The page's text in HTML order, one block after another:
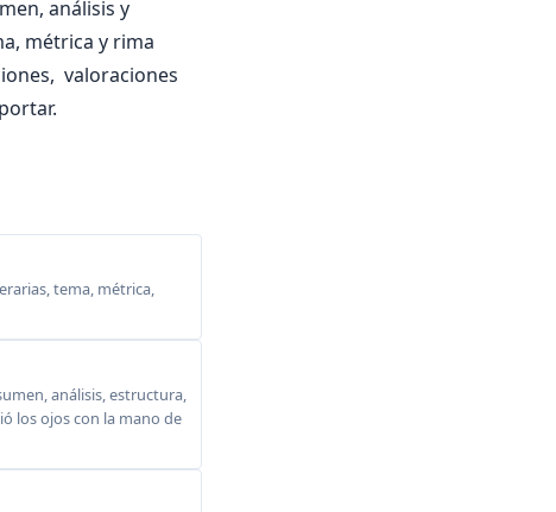
análisis y
métrica y rima
valoraciones
tema, métrica,
análisis, estructura,
los ojos con la mano de